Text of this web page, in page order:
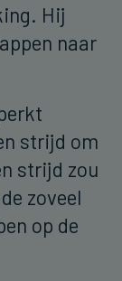
Hij
naar
strijd om
strijd zou
zoveel
op de